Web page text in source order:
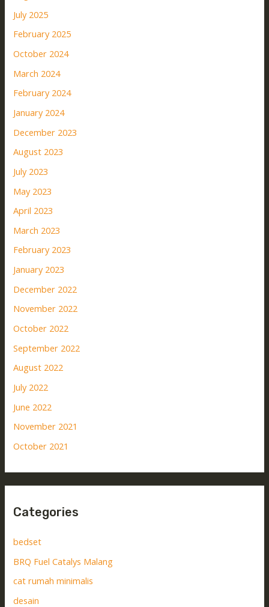
July 2025
February 2025
October 2024
March 2024
February 2024
January 2024
December 2023
August 2023
July 2023
May 2023
April 2023
March 2023
February 2023
January 2023
December 2022
November 2022
October 2022
September 2022
August 2022
July 2022
June 2022
November 2021
October 2021
Categories
bedset
BRQ Fuel Catalys Malang
cat rumah minimalis
desain